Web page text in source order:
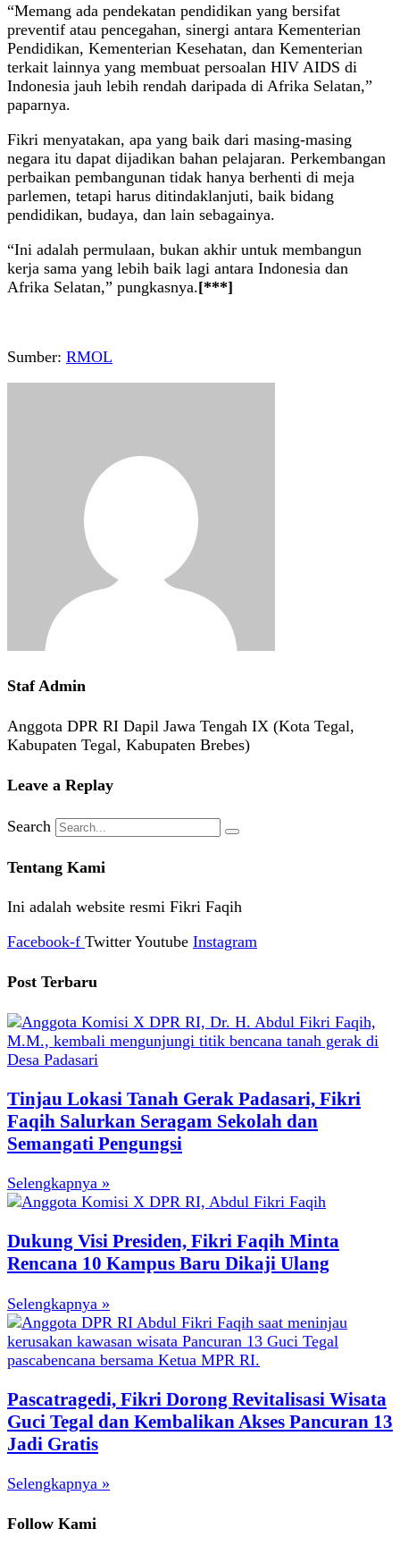
“Memang ada pendekatan pendidikan yang bersifat
preventif atau pencegahan, sinergi antara Kementerian
Pendidikan, Kementerian Kesehatan, dan Kementerian
terkait lainnya yang membuat persoalan HIV AIDS di
Indonesia jauh lebih rendah daripada di Afrika Selatan,”
paparnya.
Fikri menyatakan, apa yang baik dari masing-masing
negara itu dapat dijadikan bahan pelajaran. Perkembangan
perbaikan pembangunan tidak hanya berhenti di meja
parlemen, tetapi harus ditindaklanjuti, baik bidang
pendidikan, budaya, dan lain sebagainya.
“Ini adalah permulaan, bukan akhir untuk membangun
kerja sama yang lebih baik lagi antara Indonesia dan
Afrika Selatan,” pungkasnya.[***]
Sumber: RMOL
Staf Admin
Anggota DPR RI Dapil Jawa Tengah IX (Kota Tegal,
Kabupaten Tegal, Kabupaten Brebes)
Leave a Replay
Search
Tentang Kami
Ini adalah website resmi Fikri Faqih
Facebook-f Twitter Youtube Instagram
Post Terbaru
Tinjau Lokasi Tanah Gerak Padasari, Fikri
Faqih Salurkan Seragam Sekolah dan
Semangati Pengungsi
Selengkapnya »
Dukung Visi Presiden, Fikri Faqih Minta
Rencana 10 Kampus Baru Dikaji Ulang
Selengkapnya »
Pascatragedi, Fikri Dorong Revitalisasi Wisata
Guci Tegal dan Kembalikan Akses Pancuran 13
Jadi Gratis
Selengkapnya »
Follow Kami